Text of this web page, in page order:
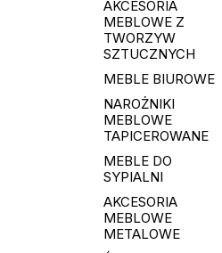
AKCESORIA
MEBLOWE Z
TWORZYW
SZTUCZNYCH
MEBLE BIUROWE
NAROŻNIKI
MEBLOWE
TAPICEROWANE
MEBLE DO
SYPIALNI
AKCESORIA
MEBLOWE
METALOWE